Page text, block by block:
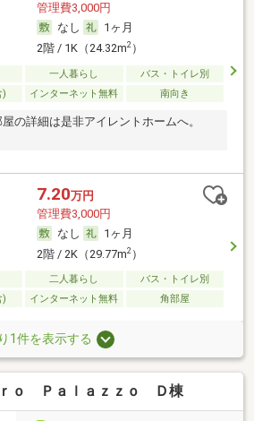
管理費3,000円
なし
1ヶ月
2階 / 1K（24.32m2）
一人暮らし
バス・トイレ別
)
インターネット無料 南向き
の詳細は是非アイレントホームへ。
7.20万円
管理費3,000円
なし
1ヶ月
2階 / 2K（29.77m2）
二人暮らし
バス・トイレ別
)
インターネット無料 角部屋
1件を表示する
ｒｏ Ｐａｌａｚｚｏ Ｄ棟